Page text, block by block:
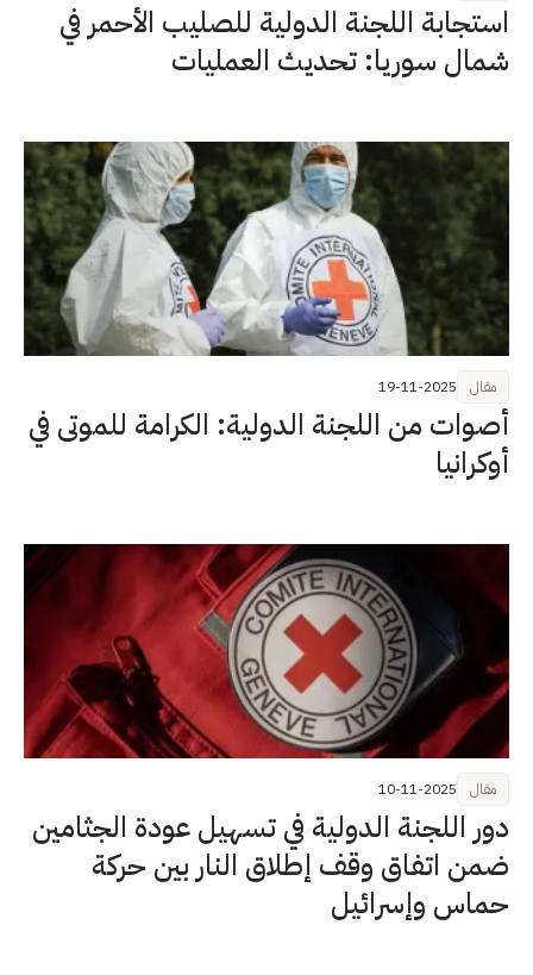
استجابة اللجنة الدولية للصليب الأحمر في
شمال سوريا: تحديث العمليات
أصوات من اللجنة الدولية: الكرامة للموتى في
أوكرانيا
مقال 19-11-2025
دور اللجنة الدولية في تسهيل عودة الجثامين
ضمن اتفاق وقف إطلاق النار بين حركة
حماس وإسرائيل
مقال 10-11-2025